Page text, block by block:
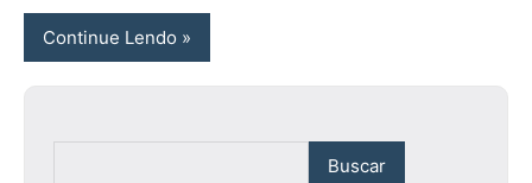
Continue Lendo
Buscar